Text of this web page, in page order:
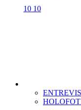
10 10